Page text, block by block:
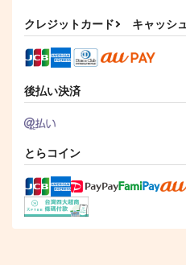
クレジットカード キャッシ
後払い決済
とらコイン